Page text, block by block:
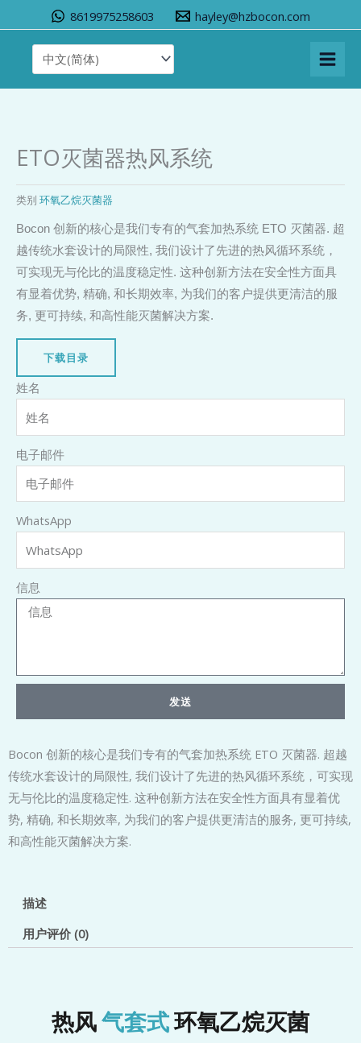
至
8619975258603 hayley@hzbocon.com
ETO灭菌器热风系统
类别 环氧乙烷灭菌器
Bocon 创新的核心是我们专有的气套加热系统 ETO 灭菌器. 超
越传统水套设计的局限性, 我们设计了先进的热风循环系统，
可实现无与伦比的温度稳定性. 这种创新方法在安全性方面具
有显着优势, 精确, 和长期效率, 为我们的客户提供更清洁的服
务, 更可持续, 和高性能灭菌解决方案.
下载目录
姓名
电子邮件
WhatsApp
信息
发送
Bocon 创新的核心是我们专有的气套加热系统 ETO 灭菌器. 超越
传统水套设计的局限性, 我们设计了先进的热风循环系统，可实现
无与伦比的温度稳定性. 这种创新方法在安全性方面具有显着优
势, 精确, 和长期效率, 为我们的客户提供更清洁的服务, 更可持续,
和高性能灭菌解决方案.
描述
用户评价 (0)
热风气套式环氧乙烷灭菌